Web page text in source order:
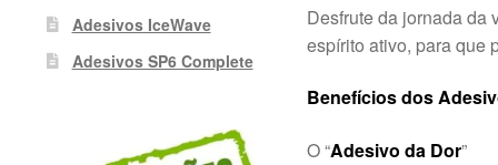
Desfrute da jornada da
espírito ativo, para que
Benefícios dos
O “Adesivo da Dor”
Adesivos IceWave
Adesivos SP6 Complete